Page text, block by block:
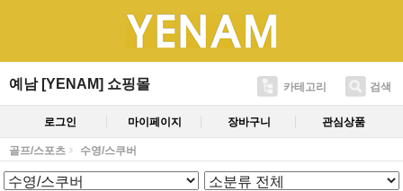
예남 [YENAM] 쇼핑몰 카테고리 검색
로그인 마이페이지 장바구니 관심상품
골프/스포츠 수영/스쿠버